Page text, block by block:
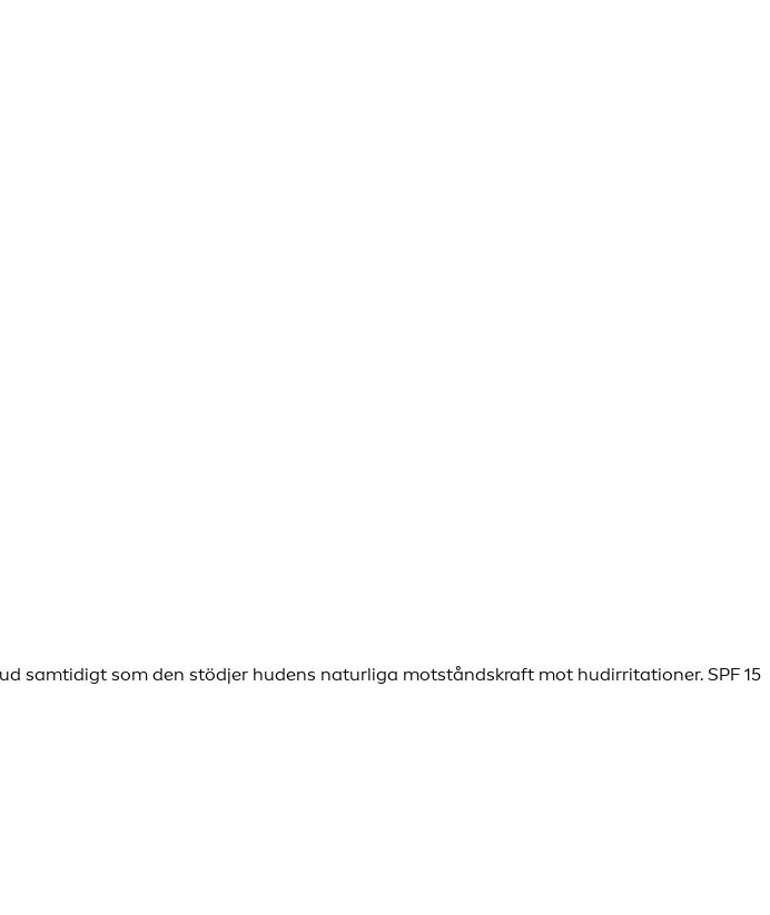
samtidigt som den stödjer hudens naturliga motståndskraft mot hudirritationer. SPF 15